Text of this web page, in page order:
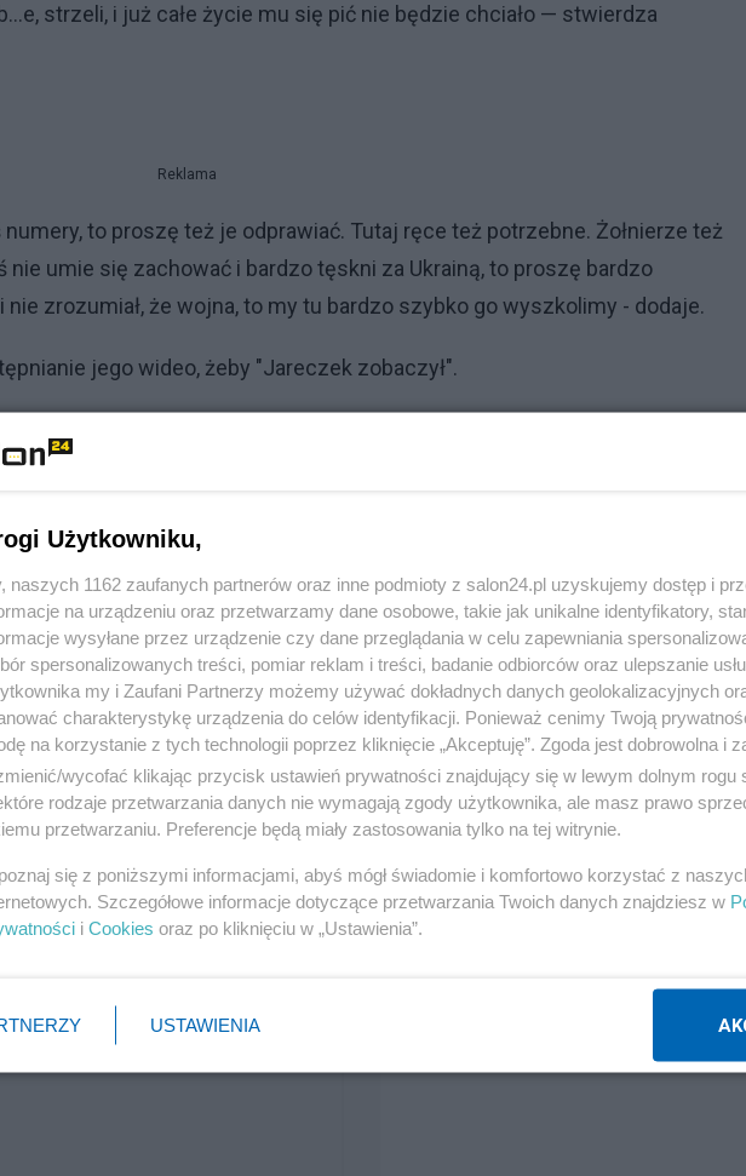
strzeli, i już całe życie mu się pić nie będzie chciało — stwierdza
Reklama
to proszę też je odprawiać. Tutaj ręce też potrzebne. Żołnierze też
umie się zachować i bardzo tęskni za Ukrainą, to proszę bardzo
nie zrozumiał, że wojna, to my tu bardzo szybko go wyszkolimy - dodaje.
jego wideo, żeby "Jareczek zobaczył".
Użytkowniku,
naszych 1162 zaufanych partnerów oraz inne podmioty z salon24.pl uzyskujemy dostęp i
na urządzeniu oraz przetwarzamy dane osobowe, takie jak unikalne identyfikatory,
wysyłane przez urządzenie czy dane przeglądania w celu zapewniania
spersonalizowanych treści, pomiar reklam i treści, badanie odbiorców oraz ulepszanie
my i Zaufani Partnerzy możemy używać dokładnych danych geolokalizacyjnych
charakterystykę urządzenia do celów identyfikacji. Ponieważ cenimy Twoją
na korzystanie z tych technologii poprzez kliknięcie „Akceptuję”. Zgoda jest dobrowolna i
wycofać klikając przycisk ustawień prywatności znajdujący się w lewym dolnym rogu
rodzaje przetwarzania danych nie wymagają zgody użytkownika, ale masz prawo
przetwarzaniu. Preferencje będą miały zastosowania tylko na tej witrynie.
się z poniższymi informacjami, abyś mógł świadomie i komfortowo korzystać z
Szczegółowe informacje dotyczące przetwarzania Twoich danych znajdziesz w
i Cookies oraz po kliknięciu w „Ustawienia”.
USTAWIENIA